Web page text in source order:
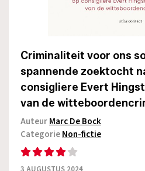
Criminaliteit voor ons
spannende zoektocht
consigliere Evert
van de
AuteurMarc De Bock
CategorieNon-fictie